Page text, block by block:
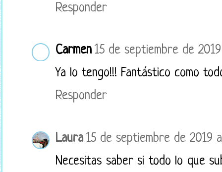
Responder
Carmen 15 de septiembre de
Ya lo tengo!!! Fantástico como
Responder
Laura 15 de septiembre de 2019
Necesitas saber si todo lo que